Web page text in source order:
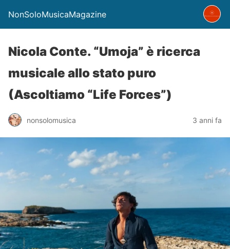
NonSoloMusicaMagazine
Nicola Conte. “Umoja” è ricerca
musicale allo stato puro
(Ascoltiamo “Life Forces”)
nonsolomusica 3 anni fa